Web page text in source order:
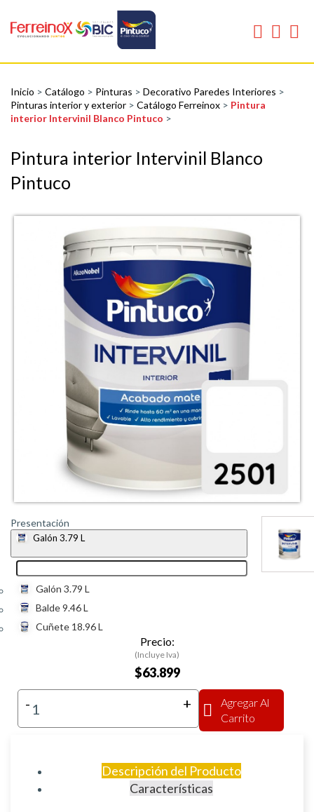
Inicio > Catálogo > Pinturas > Decorativo Paredes Interiores >
Pinturas interior y exterior > Catálogo Ferreinox > Pintura
interior Intervinil Blanco Pintuco >
Pintura interior Intervinil Blanco
Pintuco
Presentación
Galón 3.79 L
Galón 3.79 L
Balde 9.46 L
Cuñete 18.96 L
Precio:
(Incluye Iva)
$63.899
- +
Agregar Al
Carrito
Descripción del Producto
Características